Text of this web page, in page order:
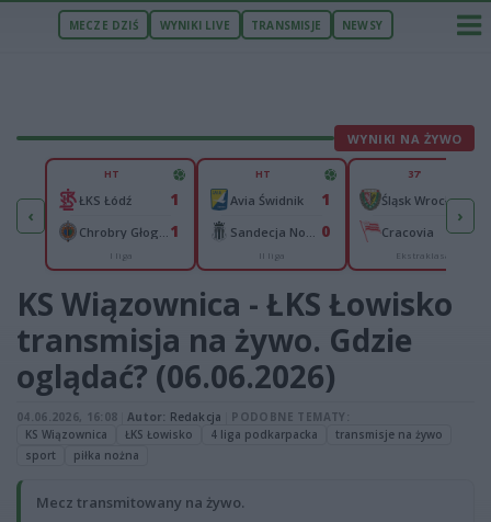
MECZE DZIŚ WYNIKI LIVE TRANSMISJE NEWSY
WYNIKI NA ŻYWO
‹
Legia II Warszawa5
0
HT
ŁKS Łódź 1
1
I liga
HT
Avia Świdnik 1
0
II liga
37'
Śląsk Wrocław 0
Cracovia 0
Ekstraklasa
›
KS Wiązownica - ŁKS Łowisko
transmisja na żywo. Gdzie
oglądać? (06.06.2026)
04.06.2026, 16:08 Autor: Redakcja
PODOBNE TEMATY:
KS Wiązownica
ŁKS Łowisko 4 liga podkarpacka
transmisje na żywo
sport
piłka nożna
Mecz transmitowany na żywo.